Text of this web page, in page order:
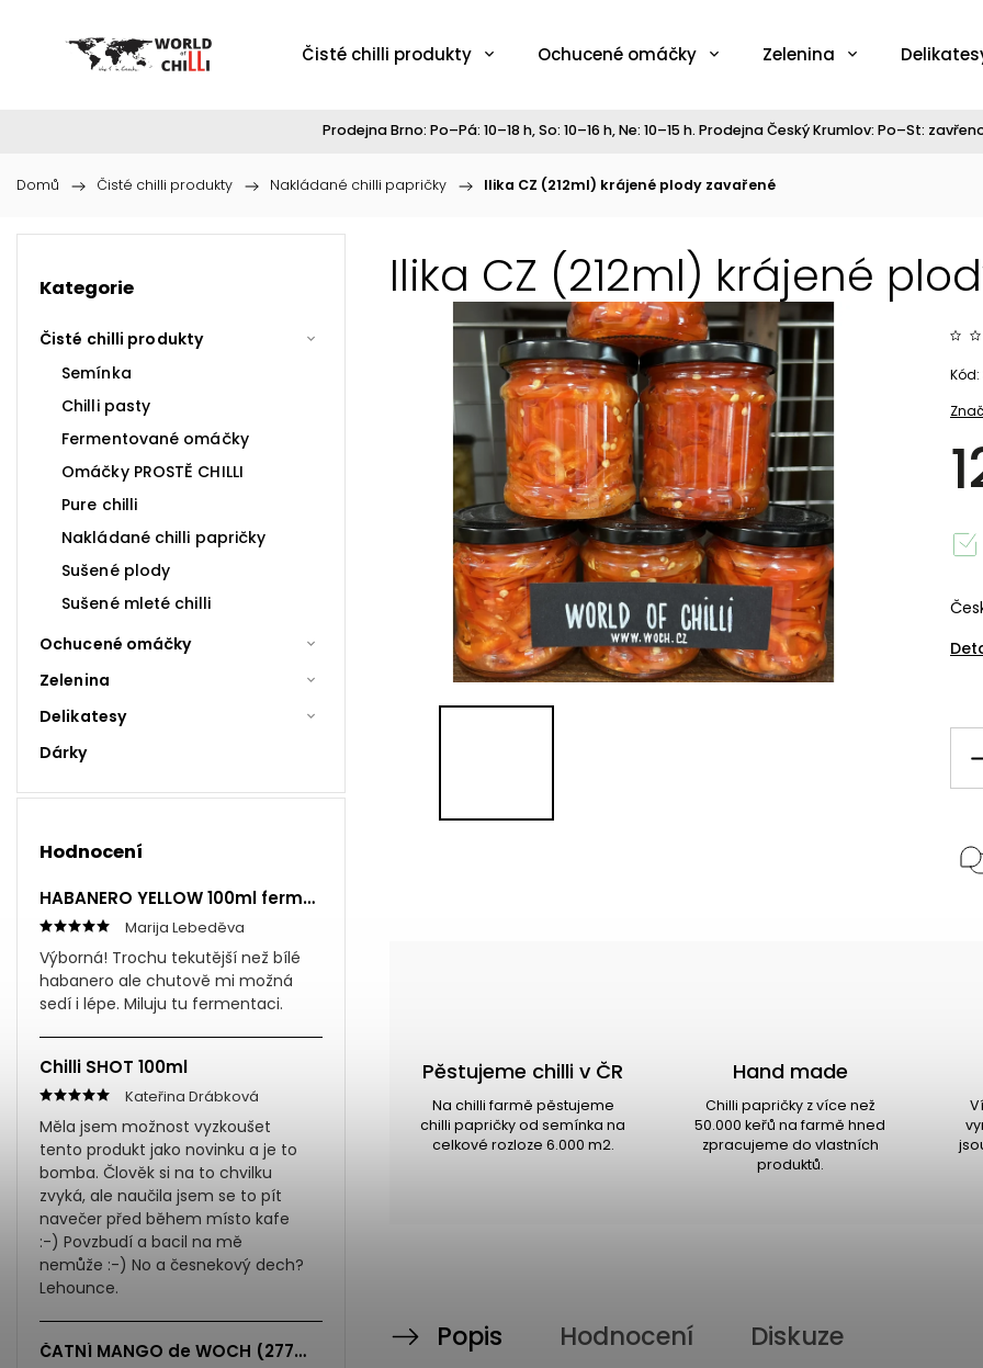
Čisté chilli produkty Ochucené omáčky Zelenina
Prodejna Brno: Po–Pá: 10–18 h, So: 10–16 h, Ne: 10–15 h. Prodejna Český Krumlov: Po–St:
Domů / Čisté chilli produkty / Nakládané chilli papričky / Ilika CZ (212ml) krájené plody zavařené
Kategorie
Čisté chilli produkty
Semínka
Chilli pasty
Fermentované omáčky
Omáčky PROSTĚ CHILLI
Pure chilli
Nakládané chilli papričky
Sušené plody
Sušené mleté chilli
Ochucené omáčky
Zelenina
Delikatesy
Dárky
Hodnocení
HABANERO YELLOW 100ml fermentovaná omáčka
Marija Lebeděva
Výborná! Trochu tekutější než bílé
habanero ale chutově mi možná
sedí i lépe. Miluju tu fermentaci.
Chilli SHOT 100ml
Kateřina Drábková
Měla jsem možnost vyzkoušet
tento produkt jako novinku a je to
bomba. Člověk si na to chvilku
zvyká, ale naučila jsem se to pít
navečer před během místo kafe
:-) Povzbudí a bacil na mě
nemůže :-) No a česnekový dech?
Lehounce.
ČATNÍ MANGO de WOCH (277ml)
Ilika CZ (212ml) krájené
Kód:
Pěstujeme chilli v ČR
Na chilli farmě pěstujeme
chilli papričky od semínka na
celkové rozloze 6.000 m2.
Hand made
Chilli papričky z více než
50.000 keřů na farmě hned
zpracujeme do vlastních
produktů.
Popis Hodnocení Diskuze